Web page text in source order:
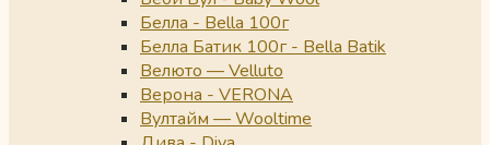
Белла - Bella 100г
Белла Батик 100г - Bella Batik
Велюто — Velluto
Верона - VERONA
Вултайм — Wooltime